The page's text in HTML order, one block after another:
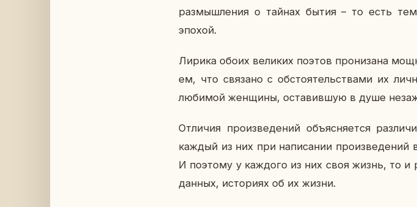
раз­мыш­ле­ния о тайнах бытия – то есть
эпохой.
Лирика обоих ве­ли­ких поэтов про­ни­за­на
ем, что свя­за­но с об­сто­я­тель­ства­ми их
лю­би­мой жен­щи­ны, оста­вив­шую в душе
От­ли­чия про­из­ве­де­ний объ­яс­ня­ет­ся
каждый из них при на­пи­са­нии про­из­ве­де­ний
И по­это­му у каж­до­го из них своя жизнь, то и
данных, ис­то­ри­ях об их жизни.